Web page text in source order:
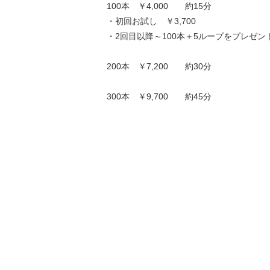
100本 ￥4,000 約15分
・初回お試し ￥3,700
・2回目以降～100本＋5ループをプレゼン
200本 ￥7,200 約30分
300本 ￥9,700 約45分